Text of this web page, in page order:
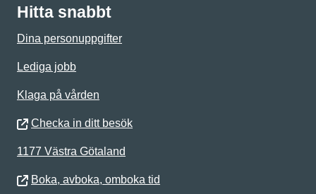
Hitta snabbt
Dina personuppgifter
Lediga jobb
Klaga på vården
Checka in ditt besök
1177 Västra Götaland
Boka, avboka, omboka tid